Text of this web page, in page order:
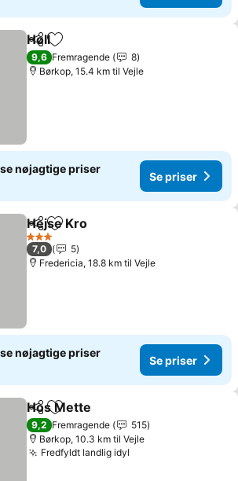
Del Føj til favoritter
Høll
9,6 Fremragende
8
Børkop, 15.4 km til Vejle
nøjagtige priser
Se priser
Del Føj til favoritter
Hejse Kro
3 Stjerner
7,0
5
Fredericia, 18.8 km til Vejle
nøjagtige priser
Se priser
Del Føj til favoritter
Hos Mette
9,2 Fremragende
515
Børkop, 10.3 km til Vejle
Fredfyldt landlig idyl